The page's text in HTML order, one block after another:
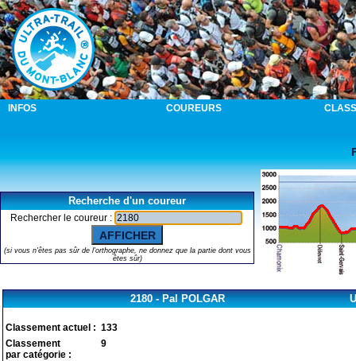
INFOS COUREURS
Recherche d'un coureur
Rechercher le coureur :
(si vous n'êtes pas sûr de l'orthographe, ne donnez que la partie dont vous
êtes sûr)
2180 - Pal POLGAR
Classement actuel : 133
Classement
par catégorie :
9